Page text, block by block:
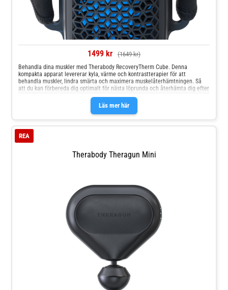
1499 kr (1649 kr)
Läs mer här
Behandla dina muskler med Therabody RecoveryTherm Cube. Denna
kompakta apparat levererar kyla, värme och kontrastterapier för att
behandla muskler, lindra smärta och maximera muskelåterhämtningen. Så
att du kan förbereda dig optimalt för nästa löprunda och återhämta dig efter
Therabody Theragun Mini
REA